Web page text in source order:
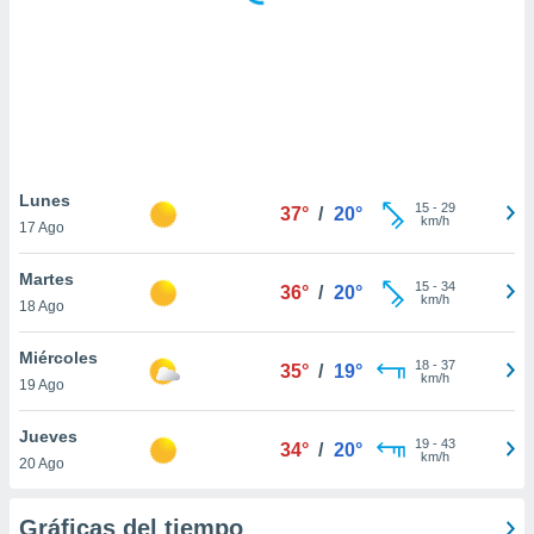
similares
como
sitio
de
traten tus
en
interés
su
Lunes
17 Ago
37° / 20° 15- 29
km/h
Martes
18 Ago
36° / 20° 15- 34
km/h
Miércoles
19 Ago
35° / 19° 18- 37
km/h
Jueves
20 Ago
34° / 20° 19- 43
km/h
Gráficas del tiempo